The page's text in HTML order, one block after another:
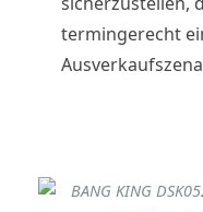
termingerecht